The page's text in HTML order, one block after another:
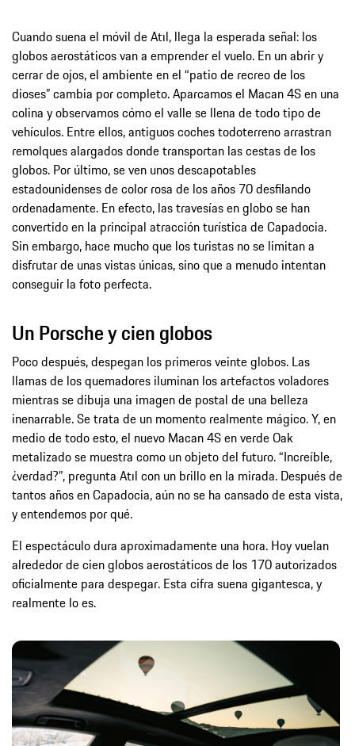
Cuando suena el móvil de Atıl, llega la esperada señal: los
globos aerostáticos van a emprender el vuelo. En un abrir y
cerrar de ojos, el ambiente en el “patio de recreo de los
dioses” cambia por completo. Aparcamos el Macan 4S en una
colina y observamos cómo el valle se llena de todo tipo de
vehículos. Entre ellos, antiguos coches todoterreno arrastran
remolques alargados donde transportan las cestas de los
globos. Por último, se ven unos descapotables
estadounidenses de color rosa de los años 70 desfilando
ordenadamente. En efecto, las travesías en globo se han
convertido en la principal atracción turística de Capadocia.
Sin embargo, hace mucho que los turistas no se limitan a
disfrutar de unas vistas únicas, sino que a menudo intentan
conseguir la foto perfecta.
Un Porsche y cien globos
Poco después, despegan los primeros veinte globos. Las
llamas de los quemadores iluminan los artefactos voladores
mientras se dibuja una imagen de postal de una belleza
inenarrable. Se trata de un momento realmente mágico. Y, en
medio de todo esto, el nuevo Macan 4S en verde Oak
metalizado se muestra como un objeto del futuro. “Increíble,
¿verdad?”, pregunta Atıl con un brillo en la mirada. Después de
tantos años en Capadocia, aún no se ha cansado de esta vista,
y entendemos por qué.
El espectáculo dura aproximadamente una hora. Hoy vuelan
alrededor de cien globos aerostáticos de los 170 autorizados
oficialmente para despegar. Esta cifra suena gigantesca, y
realmente lo es.